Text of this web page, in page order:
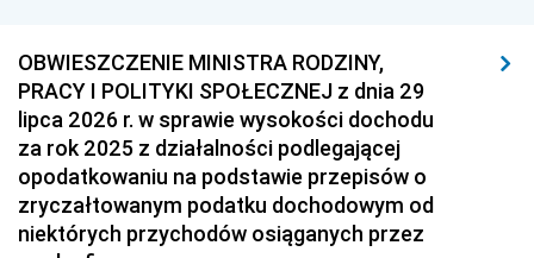
OBWIESZCZENIE MINISTRA RODZINY,
PRACY I POLITYKI SPOŁECZNEJ z dnia 29
lipca 2026 r. w sprawie wysokości dochodu
za rok 2025 z działalności podlegającej
opodatkowaniu na podstawie przepisów o
zryczałtowanym podatku dochodowym od
niektórych przychodów osiąganych przez